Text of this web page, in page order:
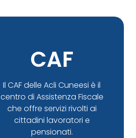
CAF
Il CAF delle Acli Cuneesi è il
centro di Assistenza Fiscale
che offre servizi rivolti ai
cittadini lavoratori e
pensionati.